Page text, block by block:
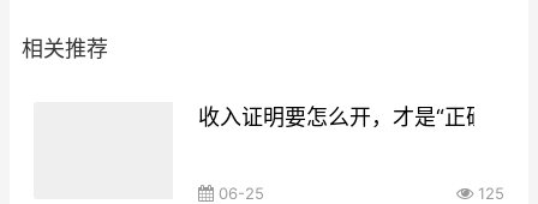
相关推荐
收入证明要怎么开，才是“正确的姿
06-25 125